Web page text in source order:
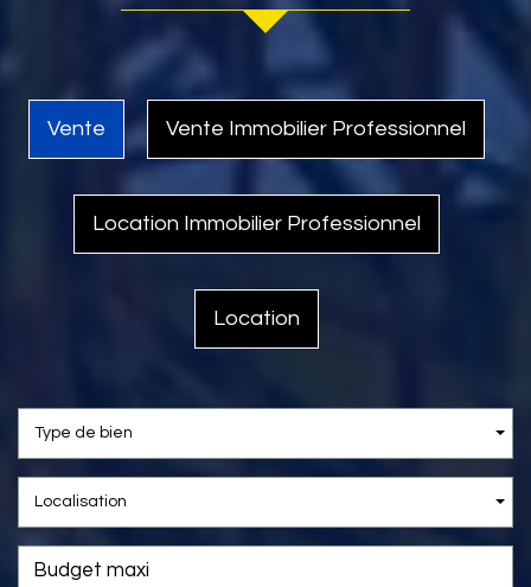
Vente Vente Immobilier Professionnel
Location Immobilier Professionnel
Location
Type de bien
Localisation